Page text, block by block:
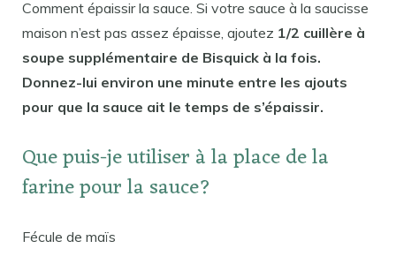
Comment épaissir la sauce. Si votre sauce à la saucisse
maison n’est pas assez épaisse, ajoutez 1/2 cuillère à
soupe supplémentaire de Bisquick à la fois.
Donnez-lui environ une minute entre les ajouts
pour que la sauce ait le temps de s’épaissir.
Que puis-je utiliser à la place de la
farine pour la sauce?
Fécule de maïs